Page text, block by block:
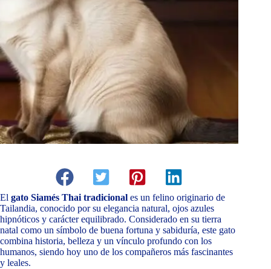
El gato Siamés Thai tradicional es un felino originario de
Tailandia, conocido por su elegancia natural, ojos azules
hipnóticos y carácter equilibrado. Considerado en su tierra
natal como un símbolo de buena fortuna y sabiduría, este gato
combina historia, belleza y un vínculo profundo con los
humanos, siendo hoy uno de los compañeros más fascinantes
y leales.